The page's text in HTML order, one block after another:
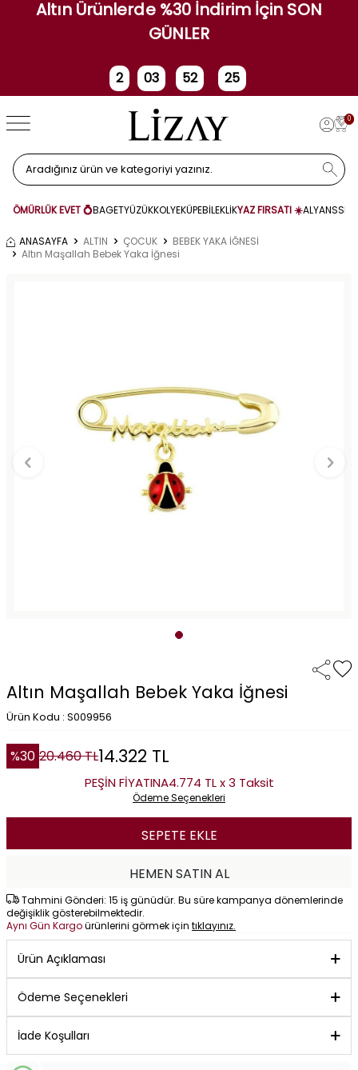
Altın Ürünlerde %30 İndirim İçin SON
GÜNLER
2
Gün
03
Saat
52 25
0
ÖMÜRLÜK EVET 💍BAGETYÜZÜKKOLYEKÜPEBİLEKLİKYAZ FIRSATI ☀️ALYANS
ANASAYFA ALTIN ÇOCUK
BEBEK YAKA İĞNESİ
Altın Maşallah Bebek Yaka İğnesi
Altın Maşallah Bebek Yaka İğnesi
Ürün Kodu : S009956
%30 20.460TL14.322 TL
PEŞİN FİYATINA4.774 TL x 3 Taksit
Ödeme Seçenekleri
SEPETE EKLE
HEMEN SATIN AL
Tahmini Gönderi: 15 iş günüdür. Bu süre kampanya dönemlerinde
değişiklik gösterebilmektedir.
Aynı Gün Kargoürünlerini görmek için tıklayınız.
Ürün Açıklaması
Ödeme Seçenekleri
İade Koşulları